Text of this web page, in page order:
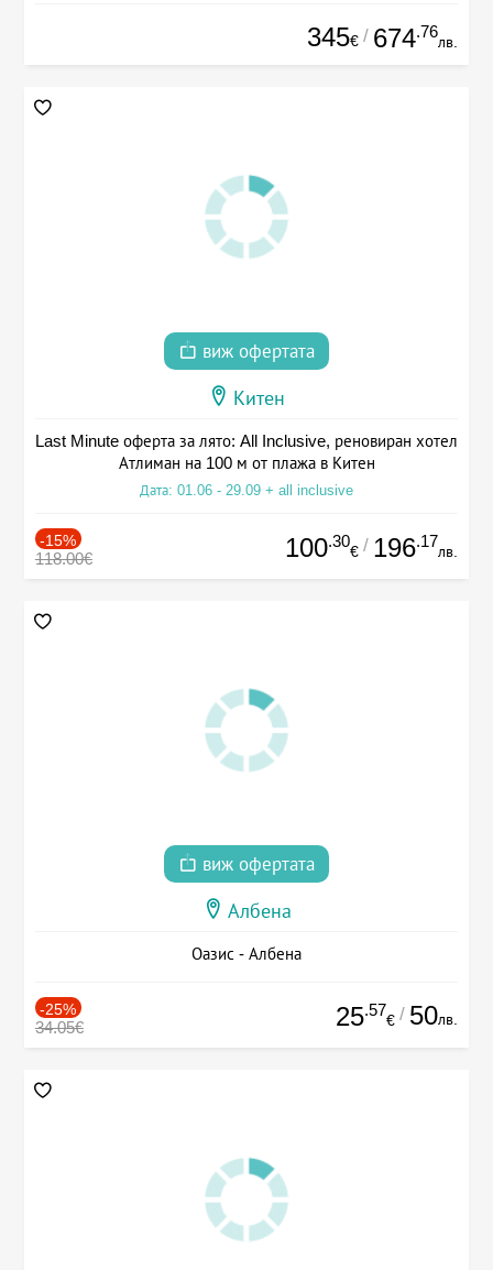
345€ / 674.76
лв.
виж офертата
Китен
Last Minute оферта за лято: All Inclusive, реновиран хотел
Атлиман на 100 м от плажа в Китен
Дата: 01.06 - 29.09 + all inclusive
-15%
118.00€ 100.30
€ / 196.17
лв.
виж офертата
Албена
Оазис - Албена
-25%
34.05€ 25.57
€ / 50лв.